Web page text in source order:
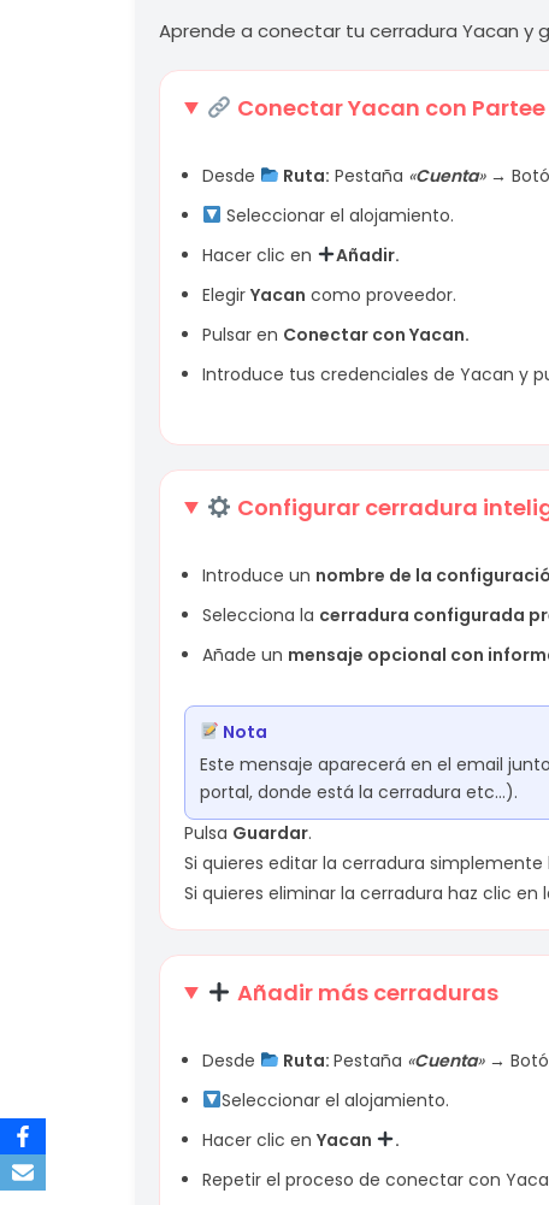
Aprende a conectar tu cerradura Yacan
Conectar Yacan con Partee
Desde Ruta: Pestaña «Cuenta» →
Seleccionar el alojamiento.
Hacer clic en
Añadir.
Elegir Yacan como proveedor.
Pulsar en Conectar con Yacan.
Introduce tus credenciales de Yacan y
Configurar cerradura
Introduce un nombre de la
Selecciona la cerradura configurada
Añade un mensaje opcional con
Nota
Este mensaje aparecerá en el email
portal, donde está la cerradura etc…).
Pulsa Guardar.
Si quieres editar la cerradura simplemente
Si quieres eliminar la cerradura haz clic en
Añadir más cerraduras
Desde Ruta: Pestaña «Cuenta» →
Seleccionar el alojamiento.
Hacer clic en Yacan
.
Repetir el proceso de conectar con